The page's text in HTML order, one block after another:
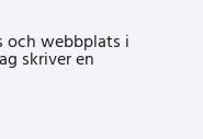
och webbplats i
skriver en